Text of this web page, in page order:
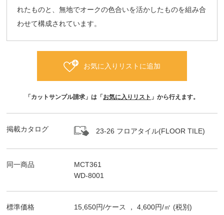
れたものと、無地でオークの色合いを活かしたものを組み合
わせて構成されています。
お気に入りリストに追加
「カットサンプル請求」は「 お気に入りリスト 」から行えます。
掲載カタログ 23-26 フロアタイル(FLOOR TILE)
同一商品
MCT361
WD-8001
標準価格 15,650円/ケース ，4,600円/㎡ (税別)